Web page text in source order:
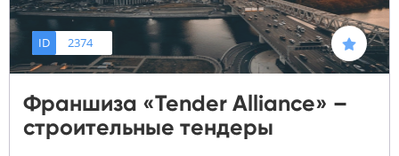
ID 2374
Франшиза «Tender Alliance» –
строительные тендеры